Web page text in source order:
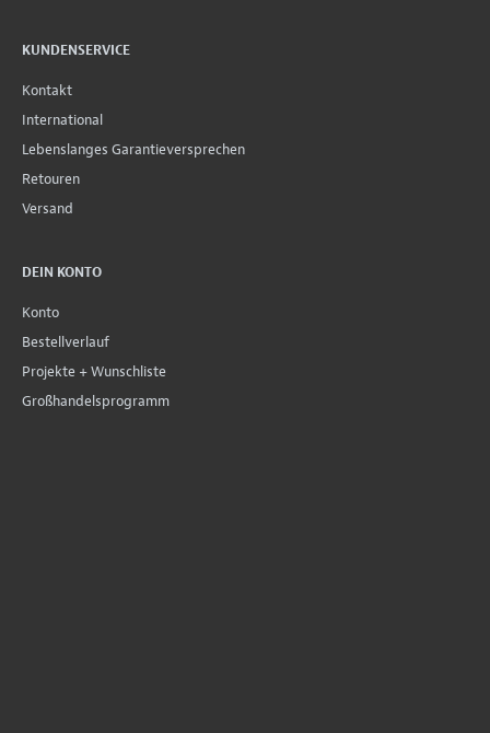
KUNDENSERVICE
Kontakt
International
Lebenslanges Garantieversprechen
Retouren
Versand
DEIN KONTO
Konto
Bestellverlauf
Projekte + Wunschliste
Großhandelsprogramm